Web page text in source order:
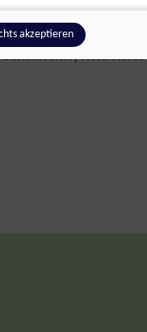
s´Kasstandl - Andreas
Schindecker, Rosa Käfer
akzeptieren